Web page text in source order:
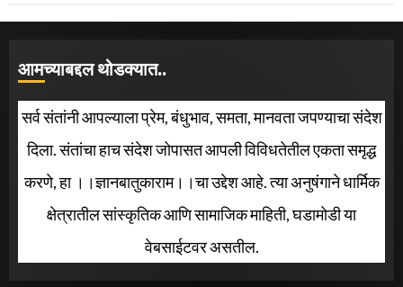
आमच्याबद्दल थोडक्यात..
सर्व संतांनी आपल्याला प्रेम, बंधुभाव, समता, मानवता जपण्याचा संदेश
दिला. संतांचा हाच संदेश जोपासत आपली विविधतेतील एकता समृद्ध
करणे, हा ।।ज्ञानबातुकाराम।।चा उद्देश आहे. त्या अनुषंगाने धार्मिक
क्षेत्रातील सांस्कृतिक आणि सामाजिक माहिती, घडामोडी या
वेबसाईटवर असतील.